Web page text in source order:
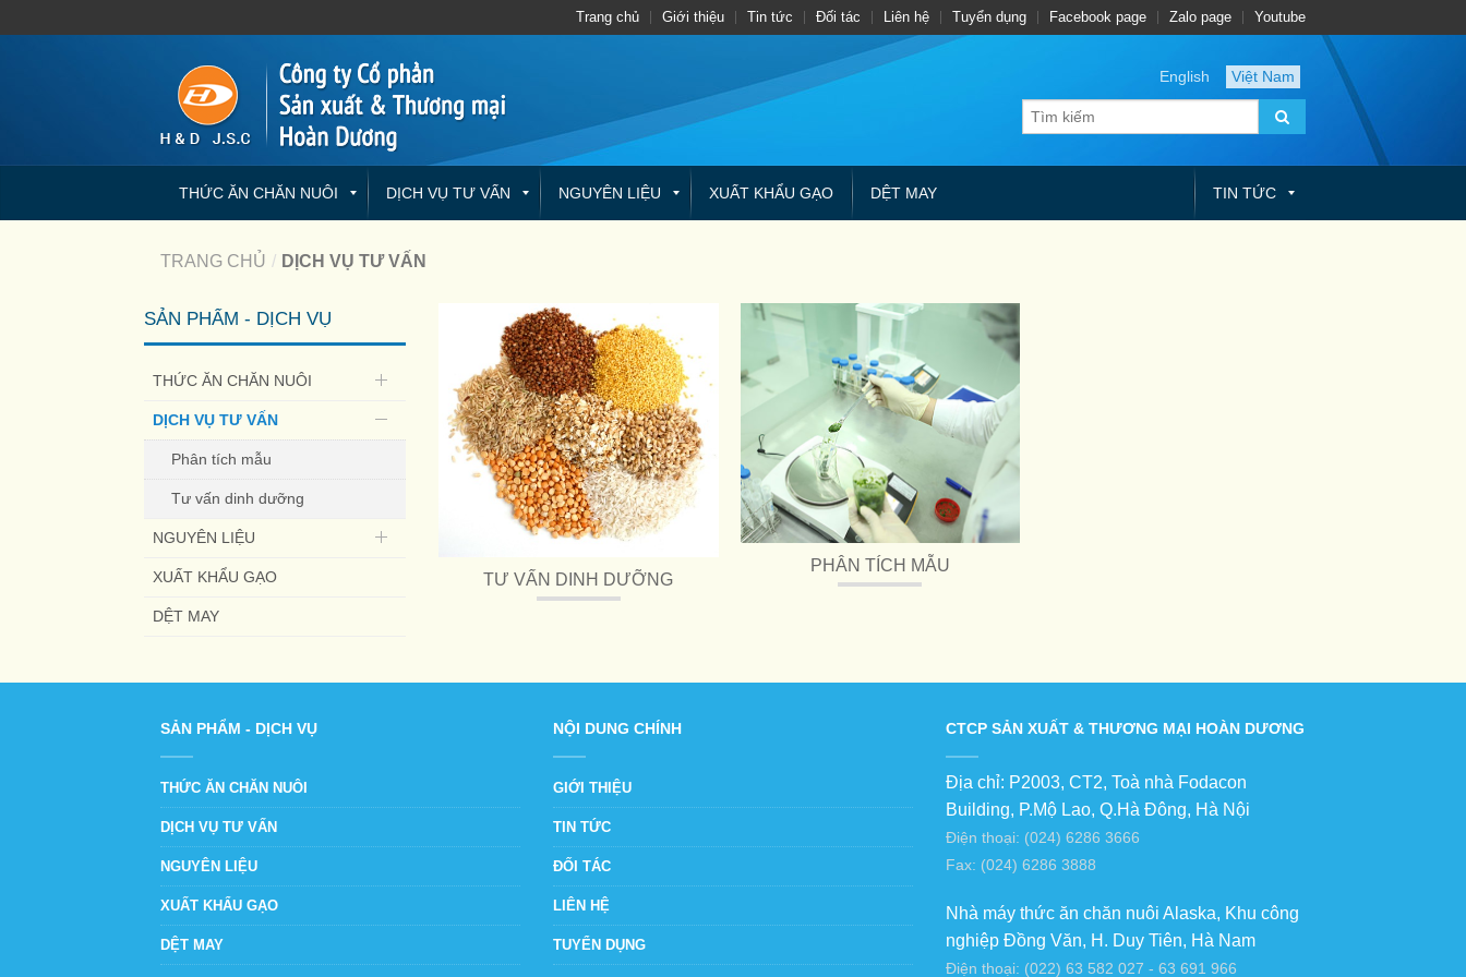
Trang chủ Giới thiệu Tin tức Đối tác Liên hệ Tuyển dụng Facebook page Zalo page Youtube
English Việt Nam
THỨC ĂN CHĂN NUÔI DỊCH VỤ TƯ VẤN NGUYÊN LIỆU XUẤT KHẨU GẠO DỆT MAY TIN TỨC
TRANG CHỦ / DỊCH VỤ TƯ VẤN
TƯ VẤN DINH DƯỠNG
PHÂN TÍCH MẪU
SẢN PHẨM - DỊCH VỤ
THỨC ĂN CHĂN NUÔI
DỊCH VỤ TƯ VẤN
Phân tích mẫu
Tư vấn dinh dưỡng
NGUYÊN LIỆU
XUẤT KHẨU GẠO
DỆT MAY
SẢN PHẨM - DỊCH VỤ
THỨC ĂN CHĂN NUÔI
DỊCH VỤ TƯ VẤN
NGUYÊN LIỆU
XUẤT KHẨU GẠO
DỆT MAY
NỘI DUNG CHÍNH
GIỚI THIỆU
TIN TỨC
ĐỐI TÁC
LIÊN HỆ
TUYỂN DỤNG
CTCP SẢN XUẤT & THƯƠNG MẠI HOÀN DƯƠNG
Địa chỉ: P2003, CT2, Toà nhà Fodacon
Building, P.Mộ Lao, Q.Hà Đông, Hà Nội
Điện thoại: (024) 6286 3666
Fax: (024) 6286 3888
Nhà máy thức ăn chăn nuôi Alaska, Khu công
nghiệp Đồng Văn, H. Duy Tiên, Hà Nam
Điện thoại: (022) 63 582 027 - 63 691 966